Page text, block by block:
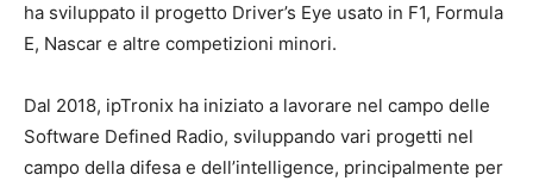
ha sviluppato il progetto Driver’s Eye usato in F1, Formula
E, Nascar e altre competizioni minori.
Dal 2018, ipTronix ha iniziato a lavorare nel campo delle
Software Defined Radio, sviluppando vari progetti nel
campo della difesa e dell’intelligence, principalmente per